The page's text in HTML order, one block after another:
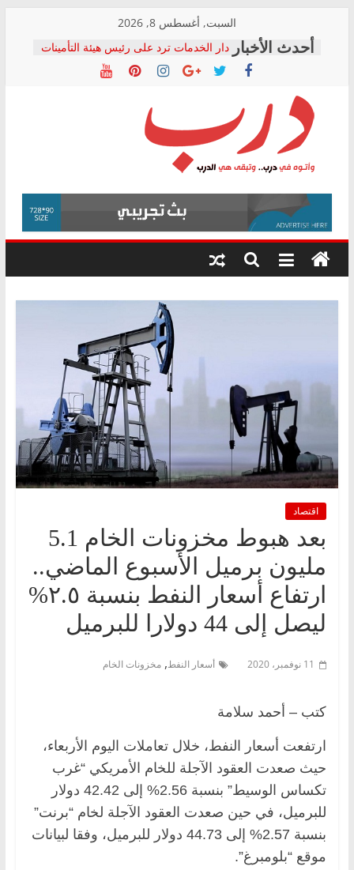
content
السبت, أغسطس 8, 2026
دار الخدمات ترد على رئيس هيئة التأمينات
بعد مؤتمره الصحفي: إنكار الأزمة لا ينهي
معاناة أصحاب المعاشات.. ونطالب بكشف
فرحات سليمان يكتب: القطاع الصحي إلى
أين؟
حزب التحالف الشعبي يطلق لجنة “الحق
في الصحة” بالإسكندرية لرصد الانتهاكات
ودعم المرضى
الوزاري لمدينة الصحفيين.. وانتهاء أعمال
إنشاء المبنى الإداري
المجلس القومي لحقوق الإنسان يعلن
متابعة قضية الدكتور محمد زهران.. ويؤكد:
قرينة البراءة وضمانات المحاكمة العادلة
درب
وأتوه
درب..
وتبقى
هي
اقتصاد
بعد هبوط مخزونات الخام 5.1
مليون برميل الأسبوع الماضي..
ارتفاع أسعار النفط بنسبة ٢.٥%
ليصل إلى 44 دولارا للبرميل
11 نوفمبر، 2020 أسعار النفط, مخزونات الخام
كتب – أحمد سلامة
ارتفعت أسعار النفط، خلال تعاملات اليوم الأربعاء،
حيث صعدت العقود الآجلة للخام الأمريكي “غرب
تكساس الوسيط” بنسبة 2.56% إلى 42.42 دولار
للبرميل، في حين صعدت العقود الآجلة لخام “برنت”
بنسبة 2.57% إلى 44.73 دولار للبرميل، وفقا لبيانات
موقع “بلومبرغ”.